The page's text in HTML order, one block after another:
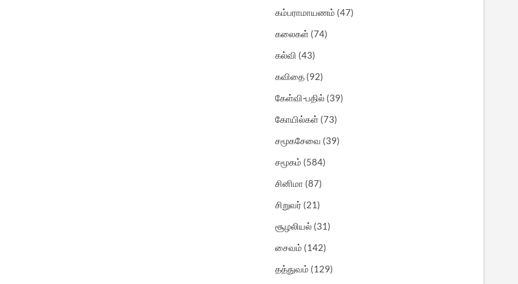
கம்பராமாயணம் (47)
கலைகள் (74)
கல்வி (43)
கவிதை (92)
கேள்வி-பதில் (39)
கோயில்கள் (73)
சமூகசேவை (39)
சமூகம் (584)
சினிமா (87)
சிறுவர் (21)
சூழலியல் (31)
சைவம் (142)
தத்துவம் (129)